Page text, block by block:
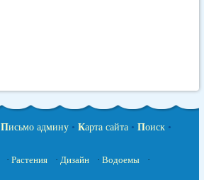
Письмо админу • Карта сайта • Поиск •
· Растения · Дизайн · Водоемы
·